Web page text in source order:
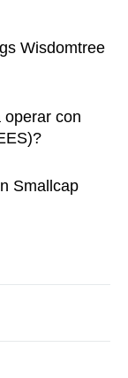
Wisdomtree
operar con
Smallcap